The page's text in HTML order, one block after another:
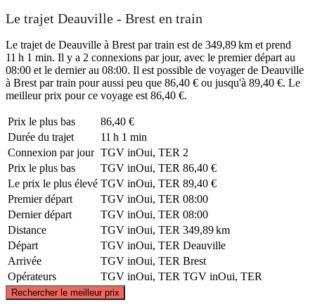
Le trajet Deauville - Brest en train
Le trajet de Deauville à Brest par train est de 349,89 km et prend
11 h 1 min. Il y a 2 connexions par jour, avec le premier départ au
08:00 et le dernier au 08:00. Il est possible de voyager de Deauville
à Brest par train pour aussi peu que 86,40 € ou jusqu'à 89,40 €. Le
meilleur prix pour ce voyage est 86,40 €.
Prix ​​le plus bas
86,40 €
Durée du trajet
11 h 1 min
Connexion par jour TGV inOui, TER 2
Prix ​​le plus bas
TGV inOui, TER 86,40 €
Le prix le plus élevé TGV inOui, TER 89,40 €
Premier départ
TGV inOui, TER 08:00
Dernier départ
TGV inOui, TER 08:00
Distance
TGV inOui, TER 349,89 km
Départ
TGV inOui, TER Deauville
Arrivée
TGV inOui, TER Brest
Opérateurs
TGV inOui, TER TGV inOui, TER
Rechercher le meilleur prix
©CARTO, © OpenStreetMapcontributors